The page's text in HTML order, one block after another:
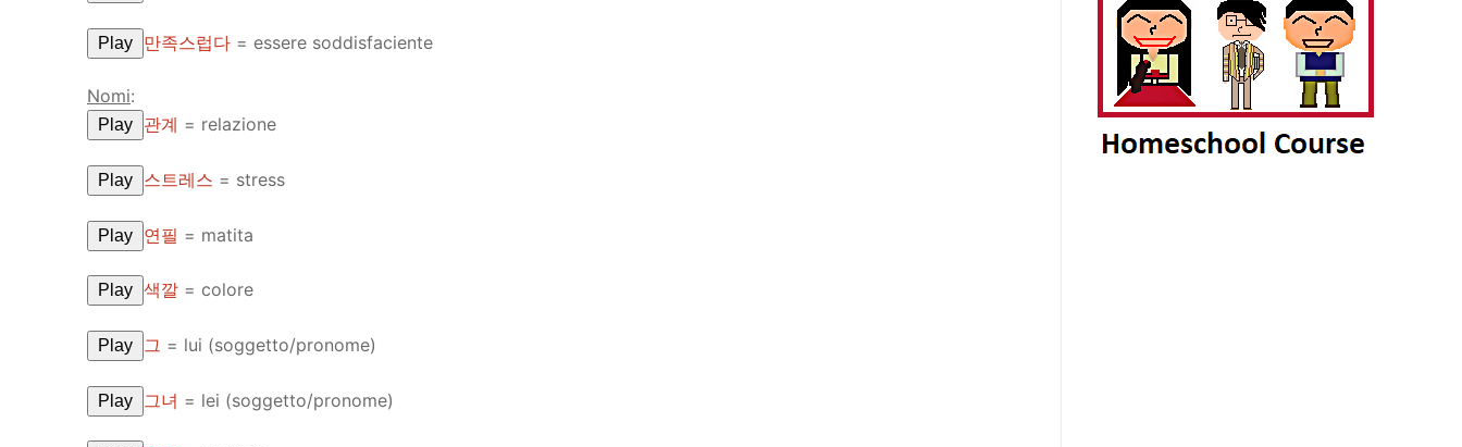
Play 만족스럽다 = essere soddisfaciente
Nomi:
Play 관계 = relazione
Play 스트레스 = stress
Play 연필 = matita
Play 색깔 = colore
Play 그 = lui (soggetto/pronome)
Play 그녀 = lei (soggetto/pronome)